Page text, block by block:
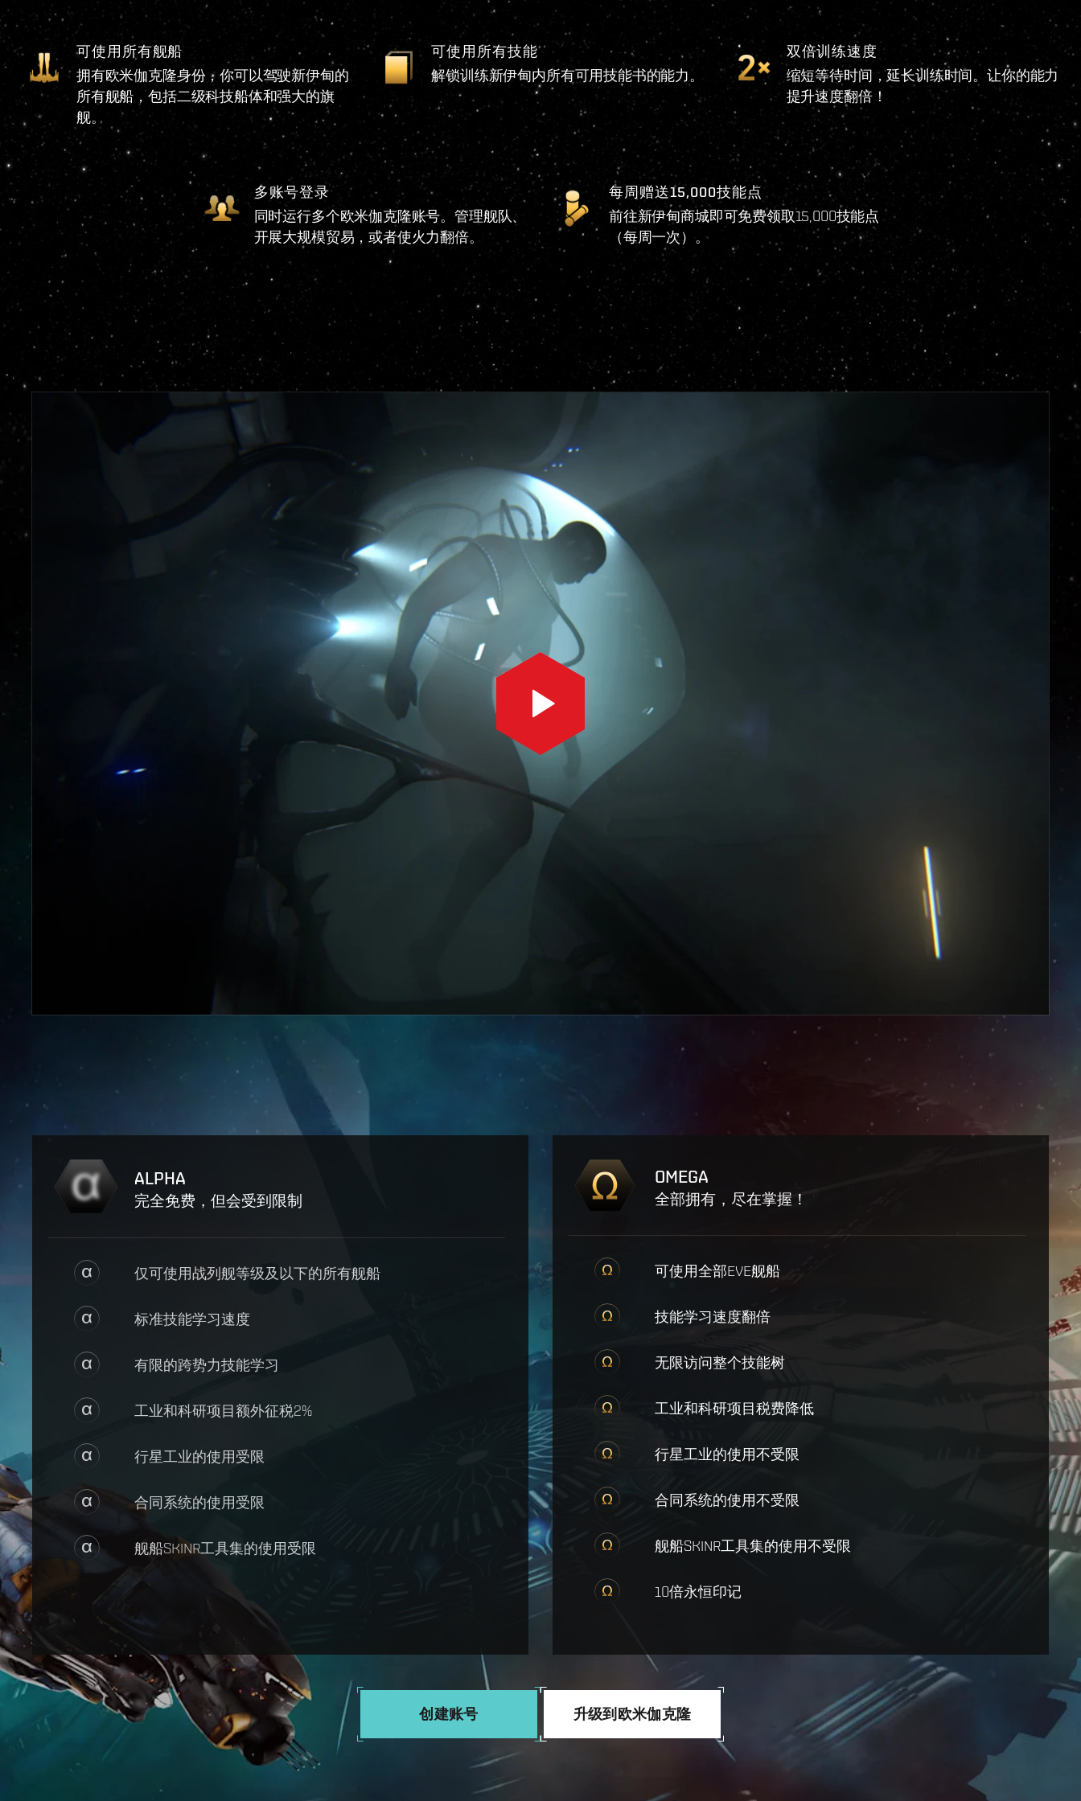
可使用所有舰船
拥有欧米伽克隆身份，你可以驾驶新伊甸的
所有舰船，包括二级科技船体和强大的旗
舰。
可使用所有技能
解锁训练新伊甸内所有可用技能书的能力。
双倍训练速度
缩短等待时间，延长训练时间。让你的能力
提升速度翻倍！
多账号登录
同时运行多个欧米伽克隆账号。管理舰队、
开展大规模贸易，或者使火力翻倍。
每周赠送15,000技能点
前往新伊甸商城即可免费领取15,000技能点
（每周一次）。
ALPHA
完全免费，但会受到限制
仅可使用战列舰等级及以下的所有舰船
标准技能学习速度
有限的跨势力技能学习
工业和科研项目额外征税2%
行星工业的使用受限
合同系统的使用受限
舰船SKINR工具集的使用受限
OMEGA
全部拥有，尽在掌握！
可使用全部EVE舰船
技能学习速度翻倍
无限访问整个技能树
工业和科研项目税费降低
行星工业的使用不受限
合同系统的使用不受限
舰船SKINR工具集的使用不受限
10倍永恒印记
创建账号 升级到欧米伽克隆